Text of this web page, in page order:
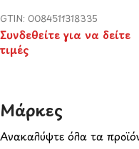
GTIN: 0084511318335
Συνδεθείτε για να δείτε
τιμές
Μάρκες​
Ανακαλύψτε όλα τα